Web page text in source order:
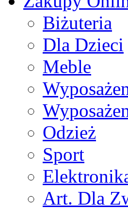
Biżuteria
Dla Dzieci
Meble
Odzież
Sport
Art. Dla